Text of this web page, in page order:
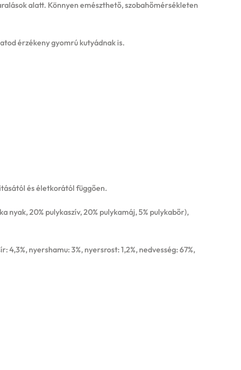
alatt. Könnyen emészthető, szobahőmérsékleten
érzékeny gyomrú kutyádnak is.
és életkorától függően.
nyak, 20% pulykaszív, 20% pulykamáj, 5% pulykabőr),
4,3%, nyershamu: 3%, nyersrost: 1,2%, nedvesség: 67%,